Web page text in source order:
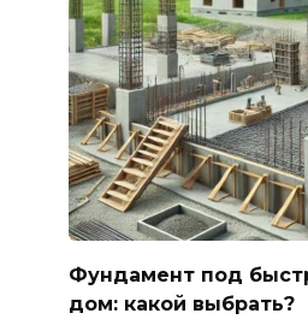
Фундамент под
дом: какой выбрать?